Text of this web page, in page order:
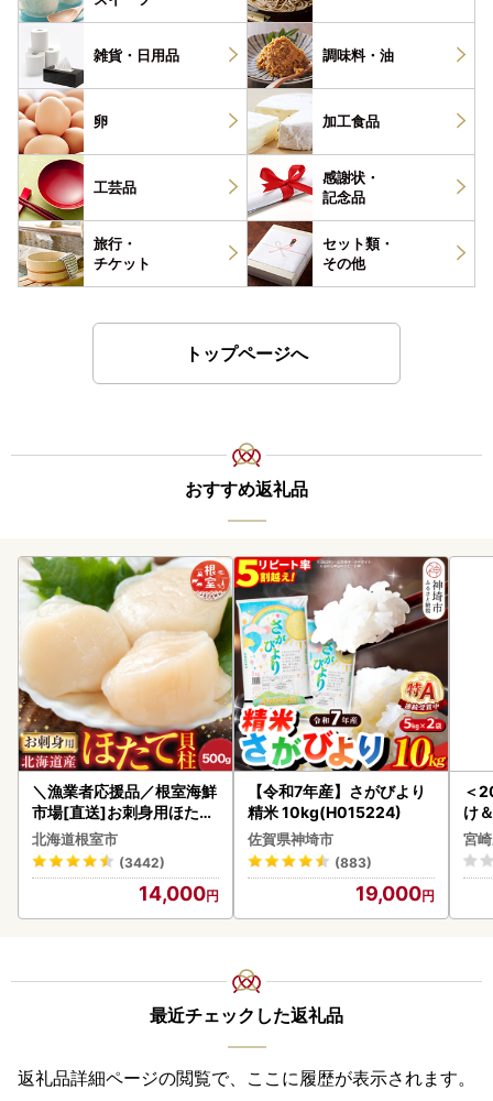
雑貨・ 日用品 調味料・ 油
卵 加工食品
工芸品
感謝状・
記念品
旅行・
チケット
セット類・
その他
トップページへ
おすすめ返礼品
＼漁業者応援品／根室海鮮
市場[直送]お刺身用ほたて
貝柱500g A-28002
北海道根室市
(3442)
14,000
【令和7年産】さがびより
精米 10kg(H015224)
佐賀県神埼市
(883)
19,000
＜
け
も
-
宮
最近チェックした返礼品
返礼品詳細ページの閲覧で、ここに履歴が表示されます。